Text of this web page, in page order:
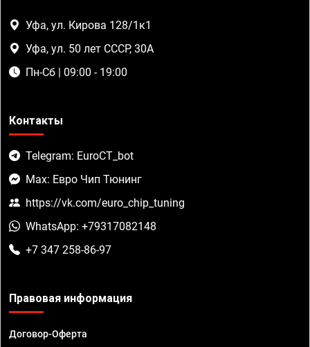
Уфа, ул. Кирова 128/1к1
Уфа, ул. 50 лет СССР, 30А
Пн-Сб | 09:00 - 19:00
Контакты
Telegram: EuroCT_bot
Max: Евро Чип Тюнинг
https://vk.com/euro_chip_tuning
WhatsApp: +79317082148
+7 347 258-86-97
Правовая информация
Договор-Оферта